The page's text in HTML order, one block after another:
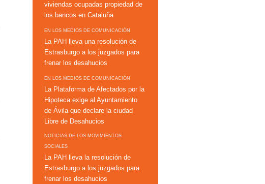
viviendas ocupadas propiedad de
los bancos en Cataluña
EN LOS MEDIOS DE COMUNICACIÓN
La PAH lleva una resolución de
Estrasburgo a los juzgados para
frenar los desahucios
EN LOS MEDIOS DE COMUNICACIÓN
La Plataforma de Afectados por la
Hipoteca exige al Ayuntamiento
de Ávila que declare la ciudad
Libre de Desahucios
NOTICIAS DE LOS MOVIMIENTOS
SOCIALES
La PAH lleva la resolución de
Estrasburgo a los juzgados para
frenar los desahucios